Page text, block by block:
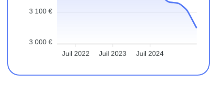
3 100 €
3 000 €
Juil 2022 Juil 2023 Juil 2024